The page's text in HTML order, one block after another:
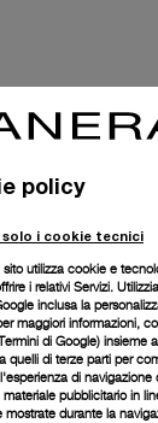
in una
concierge per
consigli e dei
policy
i cookie tecnici
sito utilizza cookie e
i relativi Servizi.
inclusa la
maggiori informazioni,
di Google) insieme
quelli di terze parti per
di navigazione
materiale pubblicitario in
mostrate durante la